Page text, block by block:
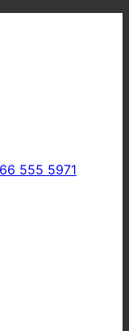
555 5971